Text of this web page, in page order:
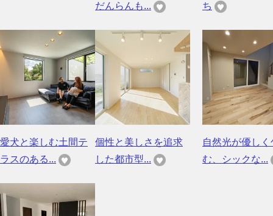
だんらんも...
ち
愛犬と楽しむ土間テ
ラスのある...
個性と美しさを追求
した都市型...
自然光が優しく
む、シックな...